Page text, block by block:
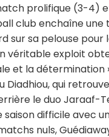
prolifique (3-4)
club enchaîne une
sur sa pelouse
véritable exploit
et la détermination
Diadhiou, qui
le duo Jaraaf-
difficile avec
nuls,